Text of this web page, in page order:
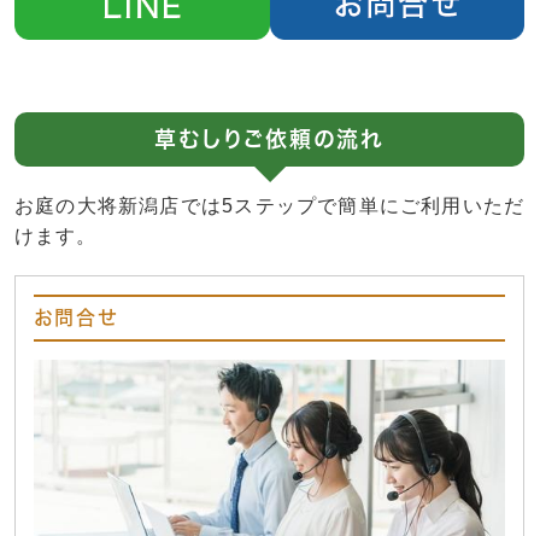
草むしりご依頼の流れ
お庭の大将新潟店では5ステップで簡単にご利用いただ
けます。
お問合せ